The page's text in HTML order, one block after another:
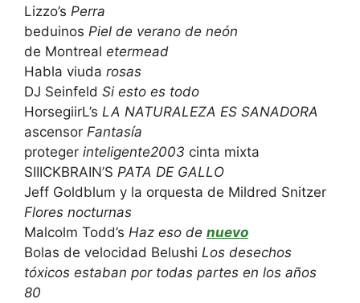
Lizzo’s Perra
beduinos Piel de verano de neón
de Montreal etermead
Habla viuda rosas
DJ Seinfeld Si esto es todo
HorsegiirL’s LA NATURALEZA ES SANADORA
ascensor Fantasía
proteger inteligente2003 cinta mixta
SIIICKBRAIN’S PATA DE GALLO
Jeff Goldblum y la orquesta de Mildred Snitzer
Flores nocturnas
Malcolm Todd’s Haz eso de nuevo
Bolas de velocidad Belushi Los desechos
tóxicos estaban por todas partes en los años
80